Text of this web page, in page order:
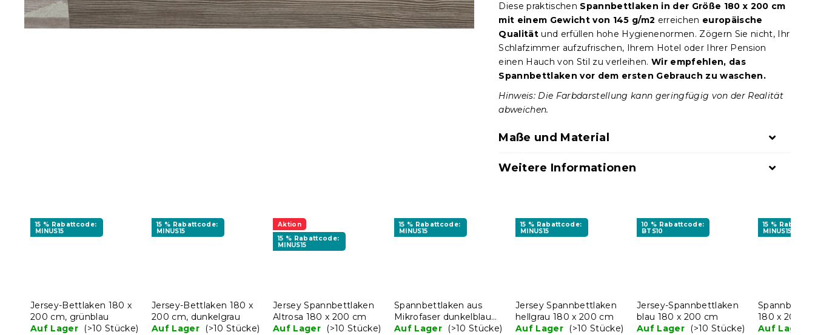
Diese praktischen Spannbettlaken in der Größe 180 x 200 cm
mit einem Gewicht von 145 g/m2 erreichen europäische
Qualität und erfüllen hohe Hygienenormen. Zögern Sie nicht, Ihr
Schlafzimmer aufzufrischen, Ihrem Hotel oder Ihrer Pension
einen Hauch von Stil zu verleihen.Wir empfehlen, das
Spannbettlaken vor dem ersten Gebrauch zu waschen.
Hinweis: Die Farbdarstellung kann geringfügig von der Realität
abweichen.
Maße und Material
Weitere Informationen
15 % Rabattcode:
MINUS15
Jersey-Bettlaken 180 x
200 cm, grünblau
Auf Lager
(>10 Stücke)
15 % Rabattcode:
MINUS15
Jersey-Bettlaken 180 x
200 cm, dunkelgrau
Auf Lager
(>10 Stücke)
Aktion
15 % Rabattcode:
MINUS15
Jersey Spannbettlaken
Altrosa 180 x 200 cm
Auf Lager
(>10 Stücke)
15 % Rabattcode:
MINUS15
Spannbettlaken aus
Mikrofaser dunkelblau
180 x 200 cm
Auf Lager (>10 Stücke)
15 % Rabattcode:
MINUS15
Jersey Spannbettlaken
hellgrau 180 x 200 cm
Auf Lager
(>10 Stücke)
10 % Rabattcode:
BTS10
Jersey-Spannbettlaken
blau 180 x 200 cm
Auf Lager
(>10 Stücke)
15 %
MINUS15
180 x 200
Auf Lager